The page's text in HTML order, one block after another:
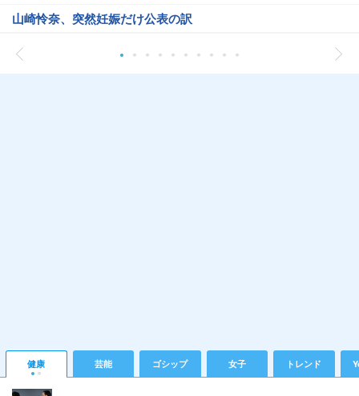
山崎怜奈、突然妊娠だけ公表の訳
健康 芸能 ゴシップ 女子 トレンド